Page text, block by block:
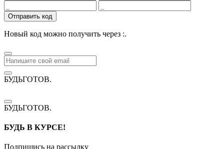
Отправить код
Новый код можно получить через :.
БУДЬГОТОВ.
БУДЬГОТОВ.
БУДЬ В КУРСЕ!
Подпишись на рассылку